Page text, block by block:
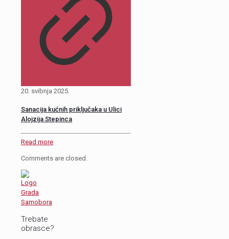
20. svibnja 2025.
Sanacija kućnih priključaka u Ulici
Alojzija Stepinca
Read more
Comments are closed.
Trebate
obrasce?